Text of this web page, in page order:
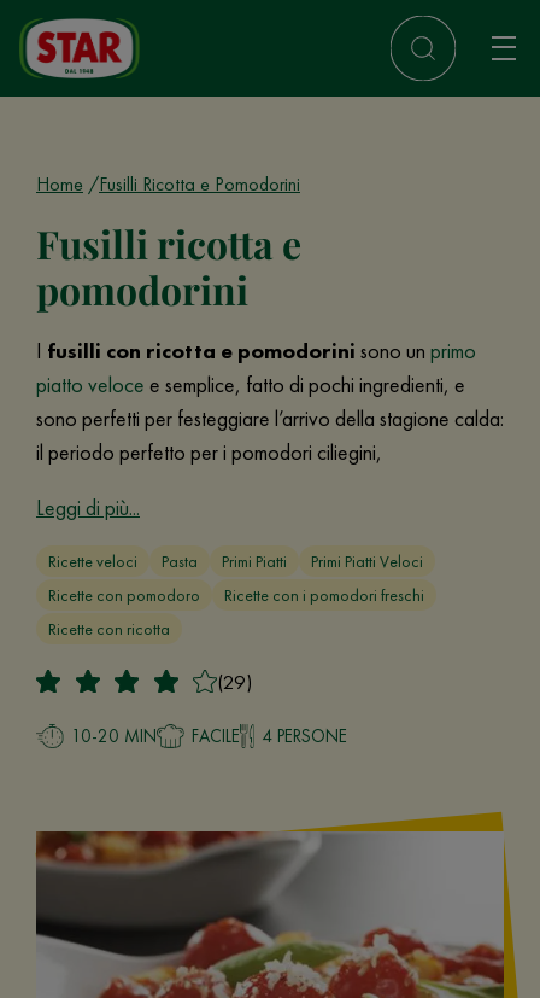
Home Fusilli Ricotta e Pomodorini
Fusilli ricotta e
pomodorini
I fusilli con ricotta e pomodorini sono un primo
piatto veloce e semplice, fatto di pochi ingredienti, e
sono perfetti per festeggiare l’arrivo della stagione calda:
il periodo perfetto per i pomodori ciliegini,
Leggi di più...
Ricette veloci Pasta Primi Piatti
Primi Piatti Veloci
Ricette con pomodoro
Ricette con i pomodori freschi
Ricette con ricotta
(29)
10-20 MIN FACILE 4 PERSONE